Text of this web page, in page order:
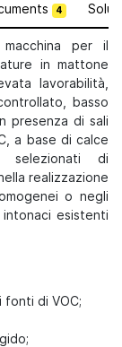
4
per il
in mattone
lavorabilità,
basso
presenza di sali
a base di calce
selezionati di
realizzazione
o negli
esistenti
di VOC;